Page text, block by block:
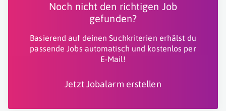
Noch nicht den richtigen Job
gefunden?
Basierend auf deinen Suchkriterien erhälst du
passende Jobs automatisch und kostenlos per
E-Mail!
Jetzt Jobalarm erstellen